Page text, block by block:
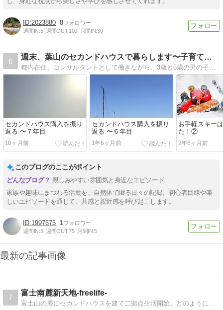
2023880 8
週間IN:5 週間OUT:100 月間IN:30
6
週末、葉山のセカンドハウスで暮らします〜子育て働くママブログ
セカンドハウス購入を振り
返る 〜７年目
10ヶ月前
セカンドハウス購入を振り
返る 〜６年目
1年6ヶ月前
お手軽スキー
た！②
2年6ヶ月前
このブログのここがポイント
親しみやすい雰囲気と身近なエピソード
家族や趣味にまつわる活動を、自然体で綴る日々の記録。初心者目線や楽
しいエピソードを通じて、共感と親近感を呼び起こします。
1997675 1
週間IN:5 週間OUT:75 月間IN:5
最新の記事画像
7
富士南麓新天地-freelife-
富士山の麓にセカンドハウスを建て二拠点生活開始。どのように生活が変化していくのか、また私自身がどの様な考えに変わっていくのかを記録していく。